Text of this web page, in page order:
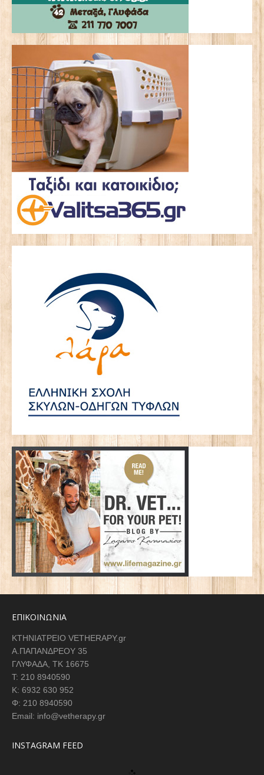
ΕΠΙΚΟΙΝΩΝΙΑ
ΚΤΗΝΙΑΤΡΕΙΟ VETHERAPY.gr
Α.ΠΑΠΑΝΔΡΕΟΥ 35
ΓΛΥΦΑΔΑ, ΤΚ 16675
Τ: 210 8940590
K: 6932 630 952
Φ: 210 8940590
Email: info@vetherapy.gr
INSTAGRAM FEED